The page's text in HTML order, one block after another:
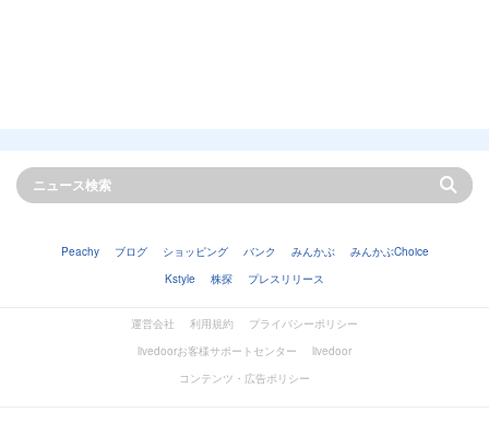
Peachy ブログ ショッピング バンク みんかぶ
みんかぶChoice
Kstyle
株探 プレスリリース
運営会社 利用規約
プライバシーポリシー
livedoorお客様サポートセンター
livedoor
コンテンツ・広告ポリシー